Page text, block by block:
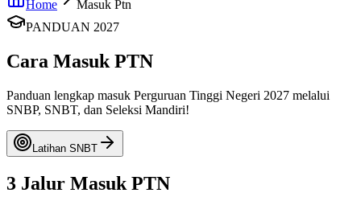
Home
Masuk Ptn
PANDUAN 2027
Cara Masuk PTN
Panduan lengkap masuk Perguruan Tinggi Negeri 2027 melalui
SNBP, SNBT, dan Seleksi Mandiri!
Latihan SNBT
3 Jalur Masuk PTN